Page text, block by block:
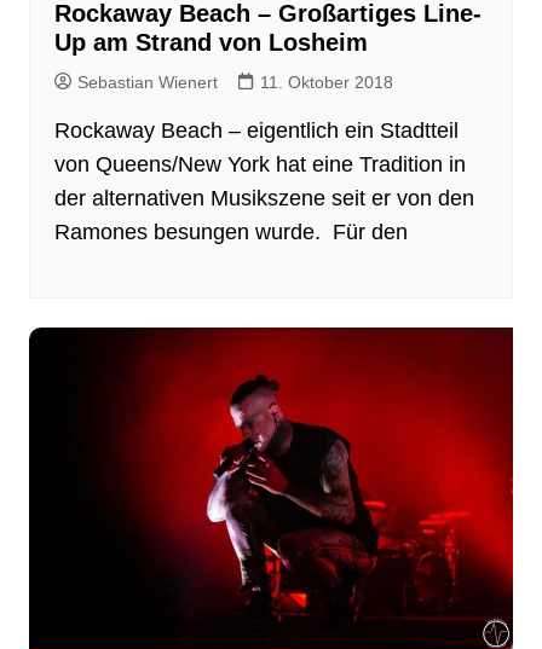
Rockaway Beach – Großartiges Line-
Up am Strand von Losheim
Sebastian Wienert 11. Oktober 2018
Rockaway Beach – eigentlich ein Stadtteil
von Queens/New York hat eine Tradition in
der alternativen Musikszene seit er von den
Ramones besungen wurde. Für den